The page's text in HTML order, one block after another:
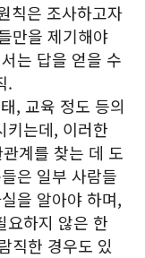
칙은 조사하고자
만을 제기해야
는 답을 얻을 수
.
, 교육 정도 등의
키는데, 이러한
계를 찾는 데 도
은 일부 사람들
을 알아야 하며,
요하지 않은 한
직한 경우도 있